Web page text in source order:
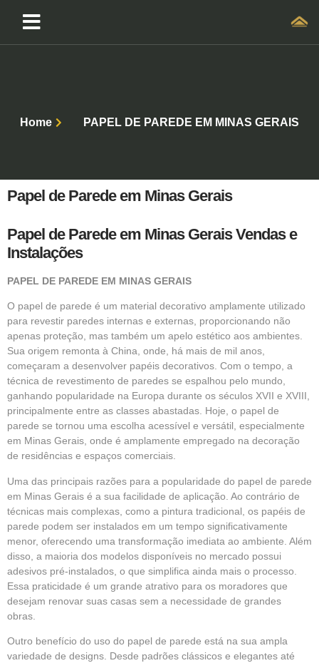
Home PAPEL DE PAREDE EM MINAS GERAIS
Papel de Parede em Minas Gerais
Papel de Parede em Minas Gerais Vendas e
Instalações
PAPEL DE PAREDE EM MINAS GERAIS
O papel de parede é um material decorativo amplamente utilizado
para revestir paredes internas e externas, proporcionando não
apenas proteção, mas também um apelo estético aos ambientes.
Sua origem remonta à China, onde, há mais de mil anos,
começaram a desenvolver papéis decorativos. Com o tempo, a
técnica de revestimento de paredes se espalhou pelo mundo,
ganhando popularidade na Europa durante os séculos XVII e XVIII,
principalmente entre as classes abastadas. Hoje, o papel de
parede se tornou uma escolha acessível e versátil, especialmente
em Minas Gerais, onde é amplamente empregado na decoração
de residências e espaços comerciais.
Uma das principais razões para a popularidade do papel de parede
em Minas Gerais é a sua facilidade de aplicação. Ao contrário de
técnicas mais complexas, como a pintura tradicional, os papéis de
parede podem ser instalados em um tempo significativamente
menor, oferecendo uma transformação imediata ao ambiente. Além
disso, a maioria dos modelos disponíveis no mercado possui
adesivos pré-instalados, o que simplifica ainda mais o processo.
Essa praticidade é um grande atrativo para os moradores que
desejam renovar suas casas sem a necessidade de grandes
obras.
Outro benefício do uso do papel de parede está na sua ampla
variedade de designs. Desde padrões clássicos e elegantes até